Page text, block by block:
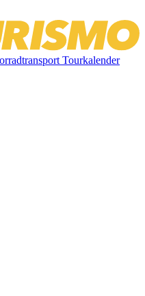
Tourkalender